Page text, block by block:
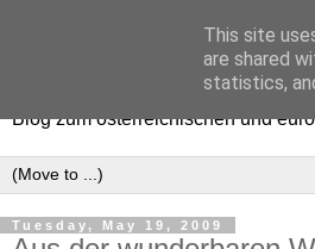
Blog zum österreichischen und
Tuesday, May 19, 2009
This site
are shared
statistics,